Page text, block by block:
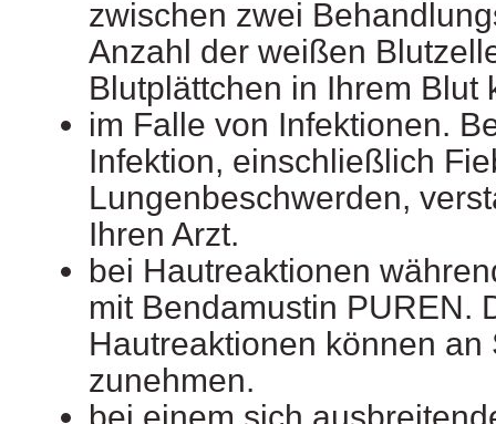
zwischen zwei
Anzahl der weißen
Blutplättchen in Ihrem Blut
im Falle von Infektionen.
Infektion, einschließlich
Lungenbeschwerden,
Ihren Arzt.
bei Hautreaktionen
mit Bendamustin PUREN.
Hautreaktionen können an
zunehmen.